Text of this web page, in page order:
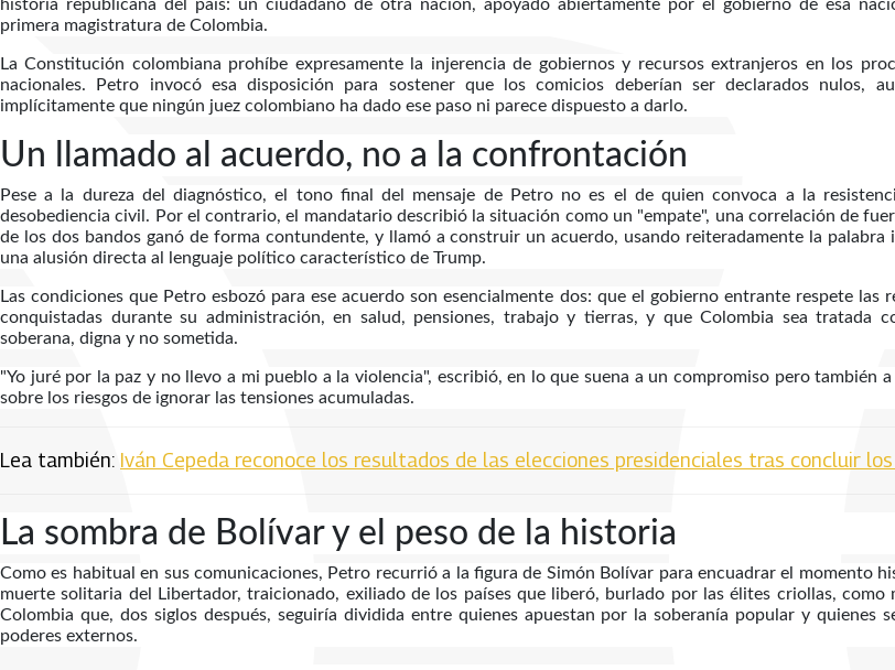
historia republicana del país: un ciudadano de otra nación, apoyado abiertamente por el gobierno de esa
primera magistratura de Colombia.
La Constitución colombiana prohíbe expresamente la injerencia de gobiernos y recursos extranjeros en los
nacionales. Petro invocó esa disposición para sostener que los comicios deberían ser declarados nulos,
implícitamente que ningún juez colombiano ha dado ese paso ni parece dispuesto a darlo.
Un llamado al acuerdo, no a la confrontación
Pese a la dureza del diagnóstico, el tono final del mensaje de Petro no es el de quien convoca a la
desobediencia civil. Por el contrario, el mandatario describió la situación como un "empate", una correlación de
de los dos bandos ganó de forma contundente, y llamó a construir un acuerdo, usando reiteradamente la palabra
una alusión directa al lenguaje político característico de Trump.
Las condiciones que Petro esbozó para ese acuerdo son esencialmente dos: que el gobierno entrante respete las
conquistadas durante su administración, en salud, pensiones, trabajo y tierras, y que Colombia sea tratada
soberana, digna y no sometida.
"Yo juré por la paz y no llevo a mi pueblo a la violencia", escribió, en lo que suena a un compromiso pero también
sobre los riesgos de ignorar las tensiones acumuladas.
Lea también: Iván Cepeda reconoce los resultados de las elecciones presidenciales tras concluir
La sombra de Bolívar y el peso de la historia
Como es habitual en sus comunicaciones, Petro recurrió a la figura de Simón Bolívar para encuadrar el momento
muerte solitaria del Libertador, traicionado, exiliado de los países que liberó, burlado por las élites criollas, como
Colombia que, dos siglos después, seguiría dividida entre quienes apuestan por la soberanía popular y quienes
poderes externos.